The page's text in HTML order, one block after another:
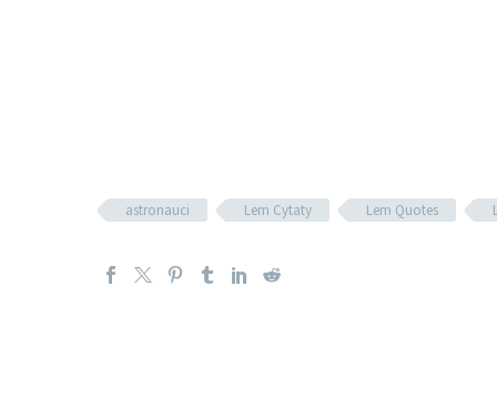
astronauci Lem Cytaty Lem Quotes